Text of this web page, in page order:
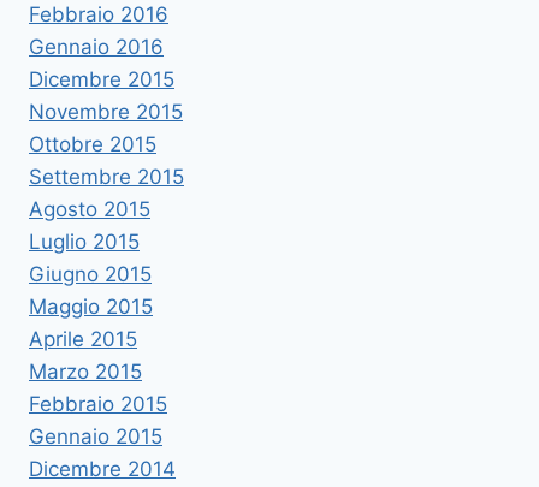
Febbraio 2016
Gennaio 2016
Dicembre 2015
Novembre 2015
Ottobre 2015
Settembre 2015
Agosto 2015
Luglio 2015
Giugno 2015
Maggio 2015
Aprile 2015
Marzo 2015
Febbraio 2015
Gennaio 2015
Dicembre 2014